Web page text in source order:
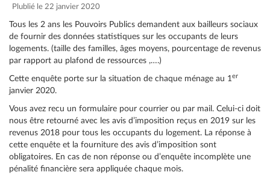
Plublié le 22 janvier 2020
Tous les 2 ans les Pouvoirs Publics demandent aux bailleurs sociaux
de fournir des données statistiques sur les occupants de leurs
logements. (taille des familles, âges moyens, pourcentage de revenus
par rapport au plafond de ressources ,….)
Cette enquête porte sur la situation de chaque ménage au 1er
janvier 2020.
Vous avez recu un formulaire pour courrier ou par mail. Celui-ci doit
nous être retourné avec les avis d’imposition reçus en 2019 sur les
revenus 2018 pour tous les occupants du logement. La réponse à
cette enquête et la fourniture des avis d’imposition sont
obligatoires. En cas de non réponse ou d’enquête incomplète une
pénalité financière sera appliquée chaque mois.